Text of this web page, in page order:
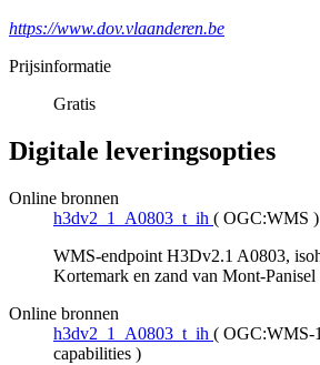
https://www.dov.vlaanderen.be
Prijsinformatie
Gratis
Digitale leveringsopties
Online bronnen
h3dv2_1_A0803_t_ih ( OGC:WMS )
WMS-endpoint H3Dv2.1 A0803,
Kortemark en zand van Mont-Panisel
Online bronnen
h3dv2_1_A0803_t_ih ( OGC:WMS-
capabilities )